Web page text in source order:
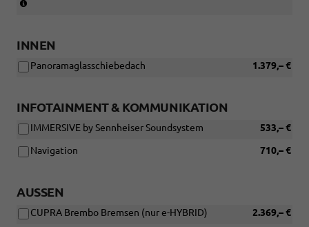
bestellbar)
INNEN
1.379,– €
Panoramaglasschiebedach
INFOTAINMENT & KOMMUNIKATION
533,– €
IMMERSIVE by Sennheiser Soundsystem
710,– €
Navigation
AUSSEN
2.369,– €
CUPRA Brembo Bremsen (nur e-HYBRID)